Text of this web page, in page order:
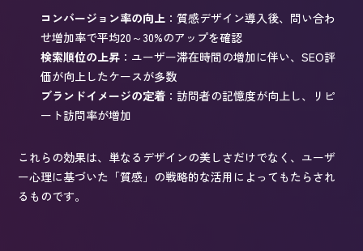
コンバージョン率の向上 ：質感デザイン導入後、問い合わ
せ増加率で平均20～30%のアップを確認
検索順位の上昇 ：ユーザー滞在時間の増加に伴い、SEO評
価が向上したケースが多数
ブランドイメージの定着 ：訪問者の記憶度が向上し、リピ
ート訪問率が増加
これらの効果は、単なるデザインの美しさだけでなく、ユーザ
ー心理に基づいた「質感」の戦略的な活用によってもたらされ
るものです。